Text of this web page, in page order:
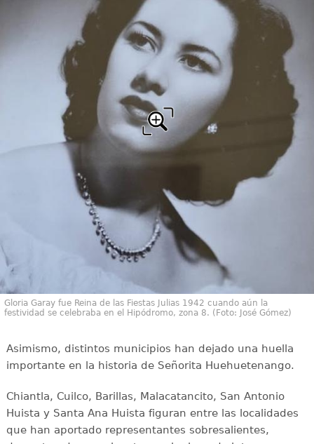
Gloria Garay fue Reina de las Fiestas Julias 1942 cuando aún la
festividad se celebraba en el Hipódromo, zona 8. (Foto: José Gómez)
Asimismo, distintos municipios han dejado una huella
importante en la historia de Señorita Huehuetenango.
Chiantla, Cuilco, Barillas, Malacatancito, San Antonio
Huista y Santa Ana Huista figuran entre las localidades
que han aportado representantes sobresalientes,